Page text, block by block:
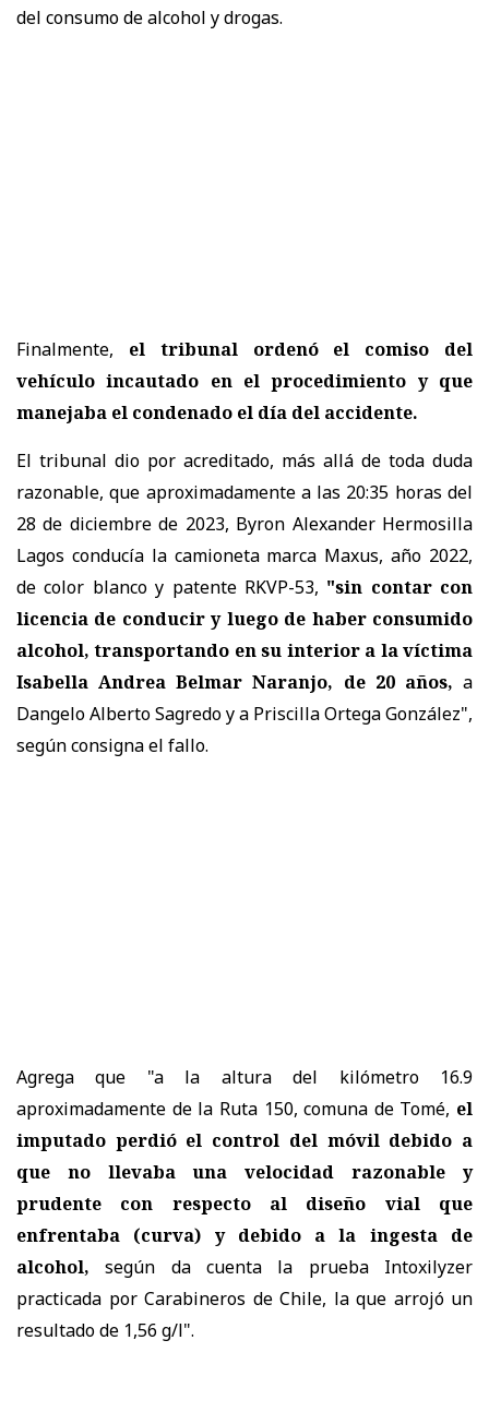
del consumo de alcohol y drogas.
Finalmente, el tribunal ordenó el comiso del
vehículo incautado en el procedimiento y que
manejaba el condenado el día del accidente.
El tribunal dio por acreditado, más allá de toda duda
razonable, que aproximadamente a las 20:35 horas del
28 de diciembre de 2023, Byron Alexander Hermosilla
Lagos conducía la camioneta marca Maxus, año 2022,
de color blanco y patente RKVP-53, "sin contar con
licencia de conducir y luego de haber consumido
alcohol, transportando en su interior a la víctima
Isabella Andrea Belmar Naranjo, de 20 años, a
Dangelo Alberto Sagredo y a Priscilla Ortega González",
según consigna el fallo.
Agrega que "a la altura del kilómetro 16.9
aproximadamente de la Ruta 150, comuna de Tomé, el
imputado perdió el control del móvil debido a
que no llevaba una velocidad razonable y
prudente con respecto al diseño vial que
enfrentaba (curva) y debido a la ingesta de
alcohol, según da cuenta la prueba Intoxilyzer
practicada por Carabineros de Chile, la que arrojó un
resultado de 1,56 g/l".